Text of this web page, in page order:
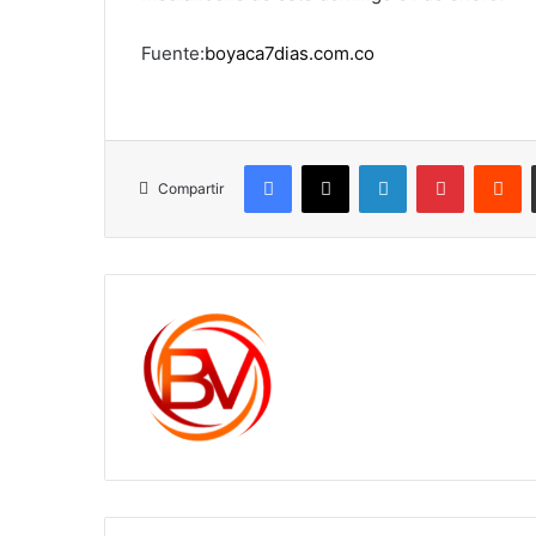
Fuente:boyaca7dias.com.co
Compartir
Facebook
X LinkedInPinterest